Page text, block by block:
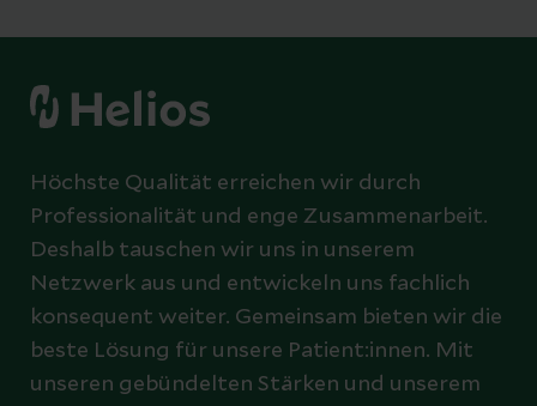
Höchste Qualität erreichen wir durch
Professionalität und enge Zusammenarbeit.
Deshalb tauschen wir uns in unserem
Netzwerk aus und entwickeln uns fachlich
konsequent weiter. Gemeinsam bieten wir die
beste Lösung für unsere Patient:innen. Mit
unseren gebündelten Stärken und unserem